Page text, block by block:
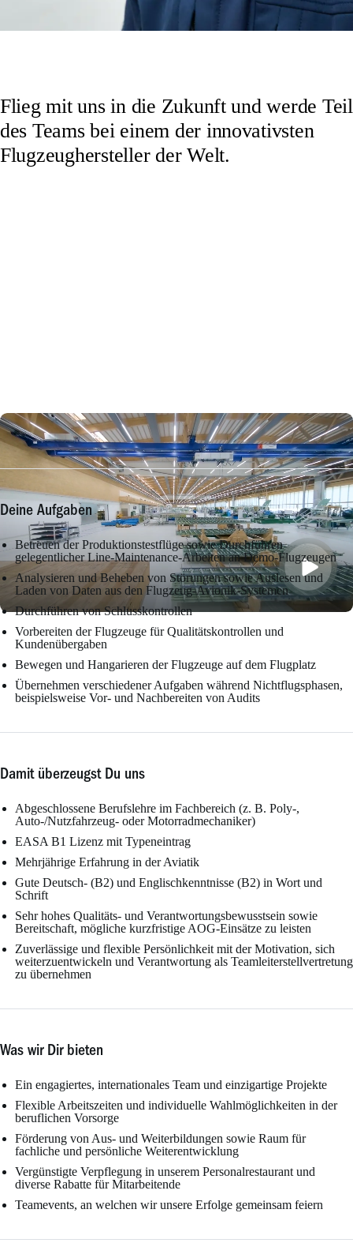
Flieg mit uns in die Zukunft und werde Teil
des Teams bei einem der innovativsten
Flugzeughersteller der Welt.
Deine Aufgaben
Betreuen der Produktionstestflüge sowie Durchführen
gelegentlicher Line-Maintenance-Arbeiten an Demo-Flugzeugen
Analysieren und Beheben von Störungen sowie Auslesen und
Laden von Daten aus den Flugzeug-Avionik-Systemen
Durchführen von Schlusskontrollen
Vorbereiten der Flugzeuge für Qualitätskontrollen und
Kundenübergaben
Bewegen und Hangarieren der Flugzeuge auf dem Flugplatz
Übernehmen verschiedener Aufgaben während Nichtflugsphasen,
beispielsweise Vor- und Nachbereiten von Audits
Damit überzeugst Du uns
Abgeschlossene Berufslehre im Fachbereich (z. B. Poly-,
Auto-/Nutzfahrzeug- oder Motorradmechaniker)
EASA B1 Lizenz mit Typeneintrag
Mehrjährige Erfahrung in der Aviatik
Gute Deutsch- (B2) und Englischkenntnisse (B2) in Wort und
Schrift
Sehr hohes Qualitäts- und Verantwortungsbewusstsein sowie
Bereitschaft, mögliche kurzfristige AOG-Einsätze zu leisten
Zuverlässige und flexible Persönlichkeit mit der Motivation, sich
weiterzuentwickeln und Verantwortung als Teamleiterstellvertretung
zu übernehmen
Was wir Dir bieten
Ein engagiertes, internationales Team und einzigartige Projekte
Flexible Arbeitszeiten und individuelle Wahlmöglichkeiten in der
beruflichen Vorsorge
Förderung von Aus- und Weiterbildungen sowie Raum für
fachliche und persönliche Weiterentwicklung
Vergünstigte Verpflegung in unserem Personalrestaurant und
diverse Rabatte für Mitarbeitende
Teamevents, an welchen wir unsere Erfolge gemeinsam feiern